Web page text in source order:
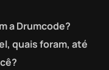
a Drumcode?
quais foram, até